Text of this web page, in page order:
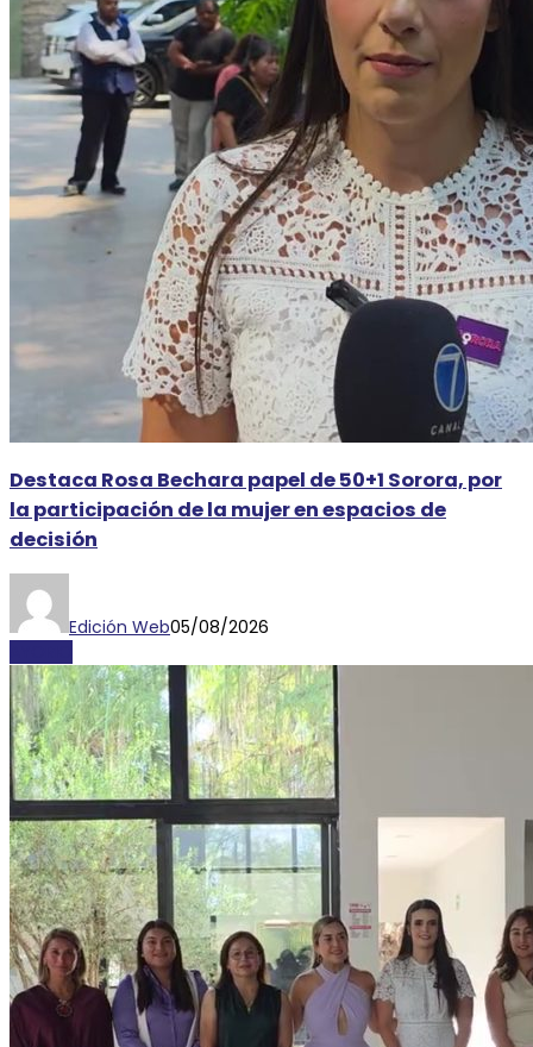
Destaca Rosa Bechara papel de 50+1 Sorora, por
la participación de la mujer en espacios de
decisión
Edición Web05/08/2026